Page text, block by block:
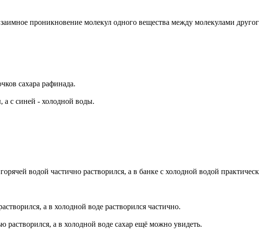
проникновение молекул одного вещества между молекулами
сахара рафинада.
а с синей - холодной воды.
водой частично растворился, а в банке с холодной водой
а в холодной воде растворился частично.
растворился, а в холодной воде сахар ещё можно увидеть.